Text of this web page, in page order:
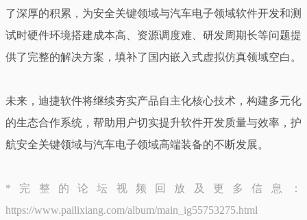
了深厚的积累，为安全关键领域与汽车电子领域软件开发和测
试时硬件环境搭建成本高、资源调度难、研发周期长等问题提
供了完整的解决方案，填补了国内嵌入式虚拟仿真领域空白。
未来，迪捷软件将继续夯实产品自主化核心技术，构建多元化
的生态合作系统，帮助用户切实提升软件开发质量与效率，护
航安全关键领域与汽车电子领域高端装备的不断发展。
*完整的论坛视频回放及更多信息：
https://www.pailixiang.com/album/main_ig55753275.html